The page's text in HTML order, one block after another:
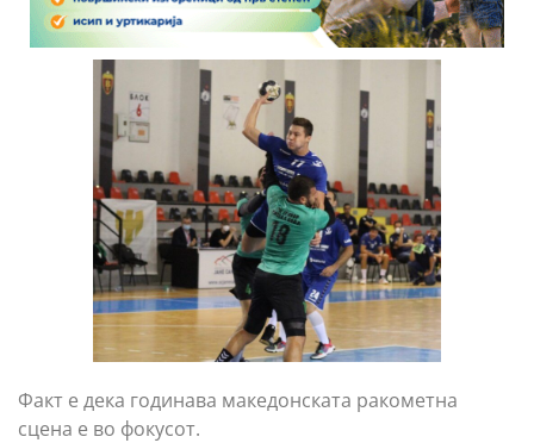
Факт е дека годинава македонската ракометна
сцена е во фокусот.